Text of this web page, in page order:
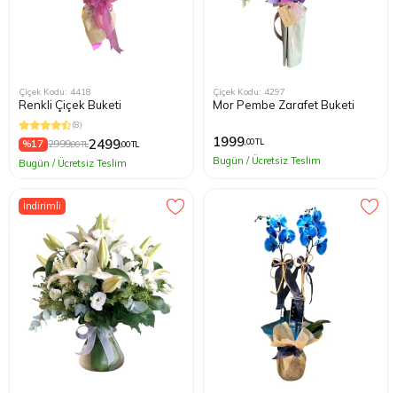
Çiçek Kodu: 4418
Renkli Çiçek Buketi
(8)
%17 2999,00 TL2499,00 TL
Bugün / Ücretsiz Teslim
Çiçek Kodu: 4297
Mor Pembe Zarafet Buketi
1999,00 TL
Bugün / Ücretsiz Teslim
İndirimli